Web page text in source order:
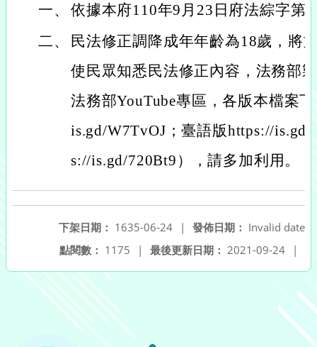
一、 依據本府110年9月23日府法綜字第
二、
民法修正調降成年年齡為18歲，將
使民眾知悉民法修正內容，法務部
法務部YouTube專區，各版本檔案
is.gd/W7TvOJ；臺語版https://
s://is.gd/720Bt9），請多加利用。
發佈日期： Invalid date
下架日期： 1635-06-24
|
最後更新日期： 2021-09-24 |
點閱數： 1175 |